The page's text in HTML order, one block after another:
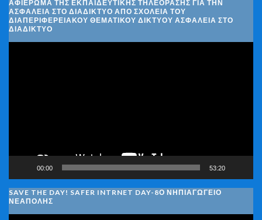
ΑΦΙΈΡΩΜΑ ΤΗΣ ΕΚΠΑΙΔΕΥΤΙΚΉΣ ΤΗΛΕΌΡΑΣΗΣ ΓΙΑ ΤΗΝ
ΑΣΦΆΛΕΙΑ ΣΤΟ ΔΙΑΔΊΚΤΥΟ ΑΠΌ ΣΧΟΛΕΊΑ ΤΟΥ
ΔΙΑΠΕΡΙΦΕΡΕΙΑΚΟΎ ΘΕΜΑΤΙΚΟΎ ΔΙΚΤΎΟΥ ΑΣΦΆΛΕΙΑ ΣΤΟ
ΔΙΑΔΊΚΤΥΟ
00:00 53:20
SAVE THE DAY! SAFER INTRNET DAY-8Ο ΝΗΠΙΑΓΩΓΕΙΟ
ΝΕΑΠΟΛΗΣ